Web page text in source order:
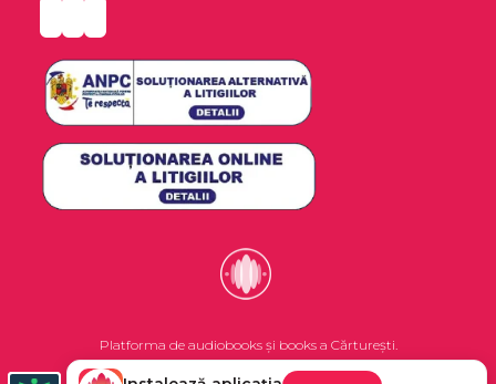
Platforma de audiobooks și books a Cărturești.